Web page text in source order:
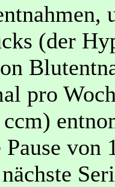
(der
pro
Pause von